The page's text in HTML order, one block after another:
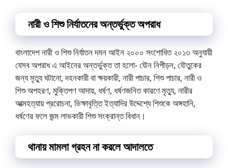
নারী ও শিশু নির্যাতনের অন্তর্ভুক্ত অপরাধ
বাংলাদেশ নারী ও শিশু নির্যাতন দমন আইন ২০০০ সংশোধিত ২০১৩ অনুযায়ী
যেসব অপরাধ এ আইনের অন্তর্ভুক্ত তা হলো- যৌন নিপীড়ন, যৌতুকের
জন্য মৃত্যু ঘটানো, দহনকারী বা ক্ষয়কারী, নারী পাচার, শিশু পাচার, নারী ও
শিশু অপহরণ, মুক্তিপণ আদায়, ধর্ষণ, ধর্ষণজনিত কারণে মৃত্যু, নারীর
আত্মহত্যায় প্ররোচনা, ভিক্ষাবৃত্তি ইত্যাদির উদ্দেশ্যে শিশুকে অঙ্গহানি,
ধর্ষণের ফলে জন্ম লাভকারী শিশু সংক্রান্ত বিধান।
থানায় মামলা গ্রহন না করলে আদালতে